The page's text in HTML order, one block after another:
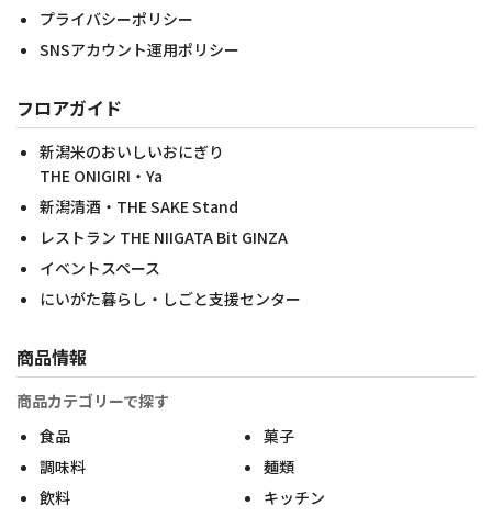
プライバシーポリシー
SNSアカウント運用ポリシー
フロアガイド
新潟米のおいしいおにぎり
THE ONIGIRI・Ya
新潟清酒・THE SAKE Stand
レストラン THE NIIGATA Bit GINZA
イベントスペース
にいがた暮らし・しごと支援センター
商品情報
商品カテゴリーで探す
食品
菓子
調味料
麺類
飲料
キッチン